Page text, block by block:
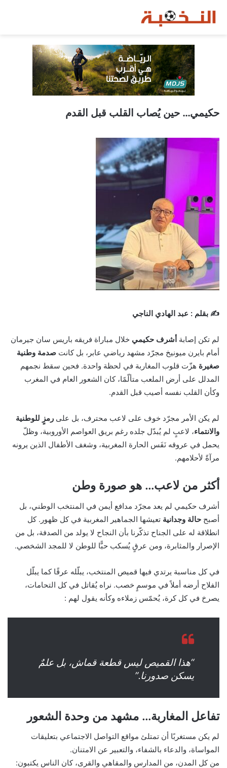
حكيمي… حين يُصاب القلب قبل القدم
✍️ بقلم : عبد الهادي الناجي
لم تكن إصابة أشرف حكيمي خلال مباراة فريقه باريس سان جيرمان
أمام بايرن ميونيخ مجرّد مشهد رياضي عابر، بل كانت صدمة وطنية
صغيرة هزّت قلوب المغاربة في لحظة واحدة. فحين سقط نجمهم
المدلل على أرض الملعب متألّمًا، كان الشعور العام في المغرب
وكأن القلب نفسه أصيب قبل القدم.
لم يكن الأمر مجرّد خوف على لاعب محترف، بل على رمزٍ للوطنية
والانتماء، لاعبٍ لم يُبدّل جلده رغم بريق العواصم الأوروبية، وظلّ
يحمل في عروقه نَفَس الحارة المغربية، وشغف الأطفال الذين يرونه
مرآةً لأحلامهم.
أكثر من لاعب… هو صورة وطن
أشرف حكيمي لم يعد مجرّد مدافع أيمن في المنتخب الوطني، بل
أصبح حالة وجدانية تعيشها الجماهير المغربية في كل ظهور. كل
انطلاقة له على الجناح تذكّرنا بأن النجاح لا يولد من الصدفة، بل من
الإصرار والمثابرة، ومن عرقٍ يُسكب حبًّا للوطن لا للمجد الشخصي.
في كل مناسبة يرتدي فيها قميص المنتخب، يبلّله عرقًا كما يبلّل
الفلاح أرضه أملاً في موسمٍ خصب. نراه يُقاتل في كل التحامات،
يصرخ في كل كرة، يُحمّس زملاءه وكأنه يقول لهم :
“هذا القميص ليس قطعة قماش، بل علمٌ
يسكن صدورنا.”
تفاعل المغاربة… مشهد من وحدة الشعور
لم يكن مستغربًا أن تمتلئ مواقع التواصل الاجتماعي بتعليقات
المواساة، والدعاء بالشفاء، والتعبير عن الامتنان.
من كل المدن، من المدارس والمقاهي والقرى، كان الناس يكتبون: